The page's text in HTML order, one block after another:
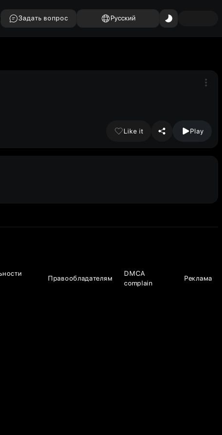
Задать вопрос Русский
Like it Play
Правообладателям
DMCA
complain
Реклама